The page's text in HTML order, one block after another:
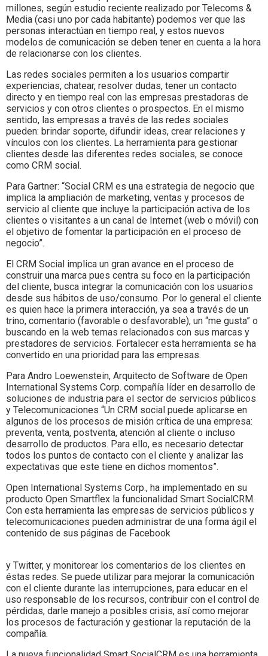
millones, según estudio reciente realizado por Telecoms &
Media (casi uno por cada habitante) podemos ver que las
personas interactúan en tiempo real, y estos nuevos
modelos de comunicación se deben tener en cuenta a la hora
de relacionarse con los clientes.
Las redes sociales permiten a los usuarios compartir
experiencias, chatear, resolver dudas, tener un contacto
directo y en tiempo real con las empresas prestadoras de
servicios y con otros clientes o prospectos. En el mismo
sentido, las empresas a través de las redes sociales
pueden: brindar soporte, difundir ideas, crear relaciones y
vínculos con los clientes. La herramienta para gestionar
clientes desde las diferentes redes sociales, se conoce
como CRM social.
Para Gartner: “Social CRM es una estrategia de negocio que
implica la ampliación de marketing, ventas y procesos de
servicio al cliente que incluye la participación activa de los
clientes o visitantes a un canal de Internet (web o móvil) con
el objetivo de fomentar la participación en el proceso de
negocio”.
El CRM Social implica un gran avance en el proceso de
construir una marca pues centra su foco en la participación
del cliente, busca integrar la comunicación con los usuarios
desde sus hábitos de uso/consumo. Por lo general el cliente
es quien hace la primera interacción, ya sea a través de un
trino, comentario (favorable o desfavorable), un “me gusta” o
buscando en la web temas relacionados con sus marcas y
prestadores de servicios. Fortalecer esta herramienta se ha
convertido en una prioridad para las empresas.
Para Andro Loewenstein, Arquitecto de Software de Open
International Systems Corp. compañía líder en desarrollo de
soluciones de industria para el sector de servicios públicos
y Telecomunicaciones “Un CRM social puede aplicarse en
algunos de los procesos de misión crítica de una empresa:
preventa, venta, postventa, atención al cliente o incluso
desarrollo de productos. Para ello, es necesario detectar
todos los puntos de contacto con el cliente y analizar las
expectativas que este tiene en dichos momentos”.
Open International Systems Corp., ha implementado en su
producto Open Smartflex la funcionalidad Smart SocialCRM.
Con esta herramienta las empresas de servicios públicos y
telecomunicaciones pueden administrar de una forma ágil el
contenido de sus páginas de Facebook
y Twitter, y monitorear los comentarios de los clientes en
éstas redes. Se puede utilizar para mejorar la comunicación
con el cliente durante las interrupciones, para educar en el
uso responsable de los recursos, contribuir con el control de
pérdidas, darle manejo a posibles crisis, así como mejorar
los procesos de facturación y gestionar la reputación de la
compañía.